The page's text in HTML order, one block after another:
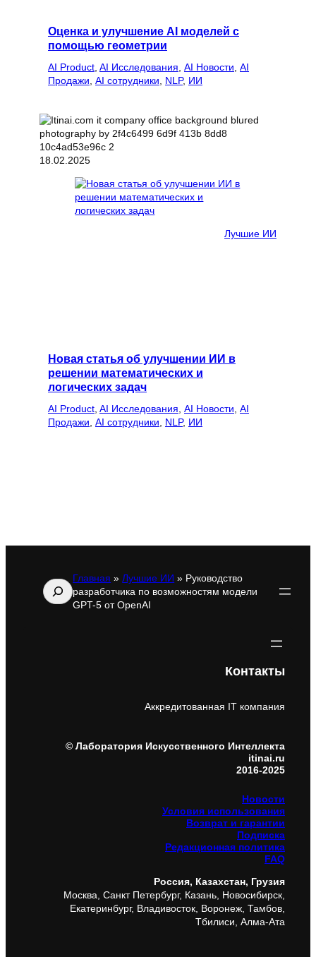
Оценка и улучшение AI моделей с
помощью геометрии
AI Product AI Исследования AI Новости AI
Продажи AI сотрудники NLP, ИИ
18.02.2025
Лучшие ИИ
Новая статья об улучшении ИИ в
решении математических и
логических задач
AI Product AI Исследования AI Новости AI
Продажи AI сотрудники NLP, ИИ
Поиск
Главная » Лучшие ИИ » Руководство
разработчика по возможностям модели
GPT-5 от OpenAI
Контакты
Аккредитованная IT компания
© Лаборатория Искусственного Интеллекта
itinai.ru
2016-2025
Новости
Условия использования
Возврат и гарантии
Подписка
Редакционная политика
FAQ
Россия, Казахстан, Грузия
Москва, Санкт Петербург, Казань, Новосибирск,
Екатеринбург, Владивосток, Воронеж, Тамбов,
Тбилиси, Алма-Ата